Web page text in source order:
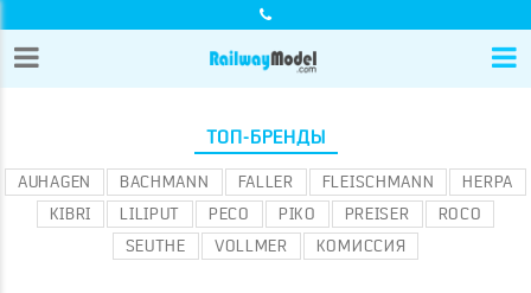
ТОП-БРЕНДЫ
AUHAGEN BACHMANN FALLER FLEISCHMANN
HERPA
KIBRI
LILIPUT PECO PIKO PREISER
ROCO
SEUTHE
VOLLMER КОМИССИЯ